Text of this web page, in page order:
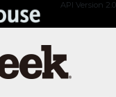
API Version 2.0